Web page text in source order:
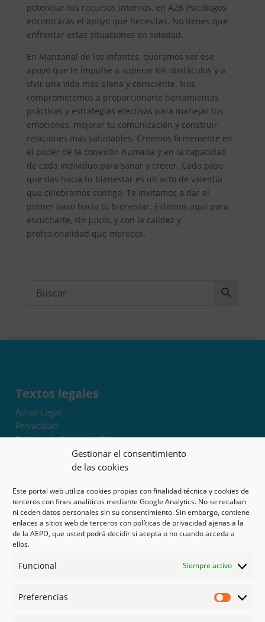
Gestionar el consentimiento
de las cookies
Este portal web utiliza cookies propias con finalidad técnica y cookies de
terceros con fines analíticos mediante Google Analytics. No se recaban
ni ceden datos personales sin su consentimiento. Sin embargo, contiene
enlaces a sitios web de terceros con políticas de privacidad ajenas a la
de la AEPD, que usted podrá decidir si acepta o no cuando acceda a
ellos.
Funcional Siempre activo
Preferencias
potenciar tus recursos internos, en A2B Psicólogos
encontrarás el apoyo que necesitas. No tienes que
enfrentar estas situaciones en soledad.
En Manzanal de los Infantes, queremos ser ese
apoyo que te impulse a superar los obstáculos y a
vivir una vida más plena y consciente. Nos
comprometemos a proporcionarte herramientas
prácticas y estrategias efectivas para manejar tus
emociones, mejorar tu comunicación y construir
relaciones más saludables. Creemos firmemente en
el poder de la conexión humana y en la capacidad
de cada individuo para sanar y crecer. Cada paso
que das hacia tu bienestar es un acto de valentía
que celebramos contigo. Te invitamos a dar el
primer paso hacia tu bienestar. Estamos aquí para
escucharte, sin juicio, y con la calidez y
profesionalidad que mereces.
Textos legales
Aviso Legal
Privacidad
Política de Cookies UE
Términos y condiciones
Exoneración de responsabilidad
Mapa del sitio
Mi cuenta
Tienda
Psicología en Murcia
Guías
Redes sociales